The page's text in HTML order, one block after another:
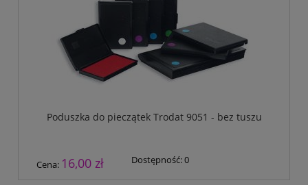
Poduszka do pieczątek Trodat 9051 - bez tuszu
Cena: 16,00 zł Dostępność:0